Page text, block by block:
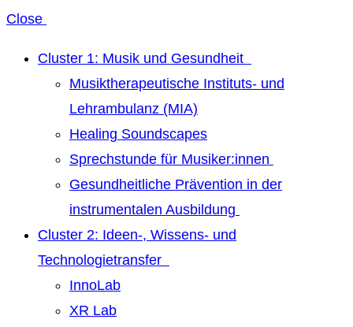
Close
Cluster 1: Musik und Gesundheit
Musiktherapeutische Instituts- und
Lehrambulanz (MIA)
Healing Soundscapes
Sprechstunde für Musiker:innen
Gesundheitliche Prävention in der
instrumentalen Ausbildung
Cluster 2: Ideen-, Wissens- und
Technologietransfer
InnoLab
XR Lab